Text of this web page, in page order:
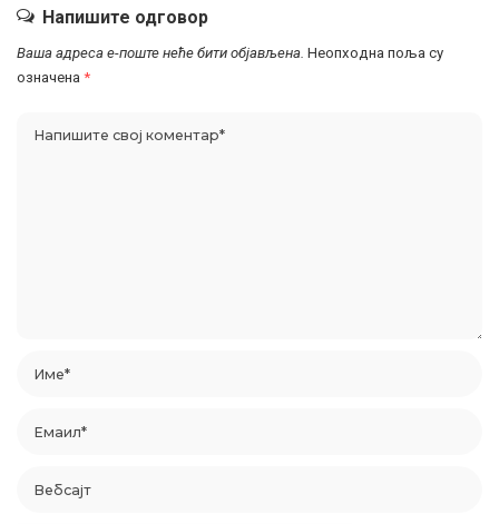
Напишите одговор
Ваша адреса е-поште неће бити објављена. Неопходна поља су
означена *